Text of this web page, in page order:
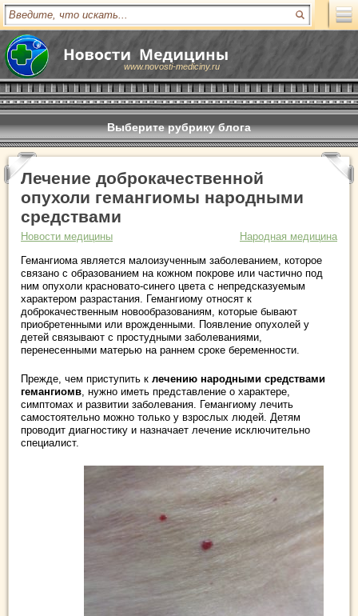
www.novosti-mediciny.ru
Выберите рубрику блога
Лечение доброкачественной
опухоли гемангиомы народными
средствами
Новости медицины
Народная медицина
Гемангиома является малоизученным заболеванием, которое
связано с образованием на кожном покрове или частично под
ним опухоли красновато-синего цвета с непредсказуемым
характером разрастания. Гемангиому относят к
доброкачественным новообразованиям, которые бывают
приобретенными или врожденными. Появление опухолей у
детей связывают с простудными заболеваниями,
перенесенными матерью на раннем сроке беременности.
Прежде, чем приступить к лечению народными средствами
гемангиомв, нужно иметь представление о характере,
симптомах и развитии заболевания. Гемангиому лечить
самостоятельно можно только у взрослых людей. Детям
проводит диагностику и назначает лечение исключительно
специалист.